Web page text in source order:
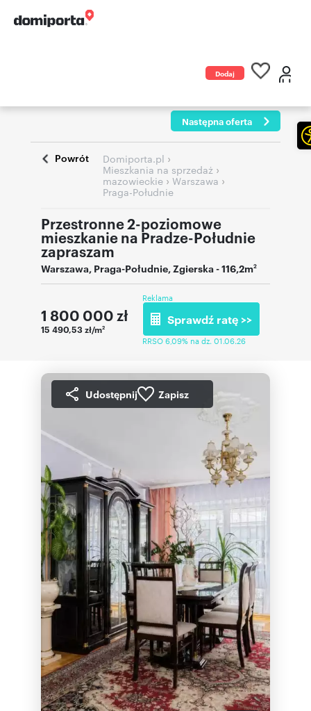
Dodaj
Następna oferta
Powrót Domiporta.pl ›
Mieszkania na sprzedaż ›
mazowieckie › Warszawa ›
Praga-Południe
Przestronne 2-poziomowe
mieszkanie na Pradze-Południe
zapraszam
Warszawa, Praga-Południe,Zgierska- 116,2m2
1 800 000 zł
15 490,53 zł/m2
Reklama
Sprawdź ratę >>
RRSO 6,09% na dz. 01.06.26
Udostępnij Zapisz